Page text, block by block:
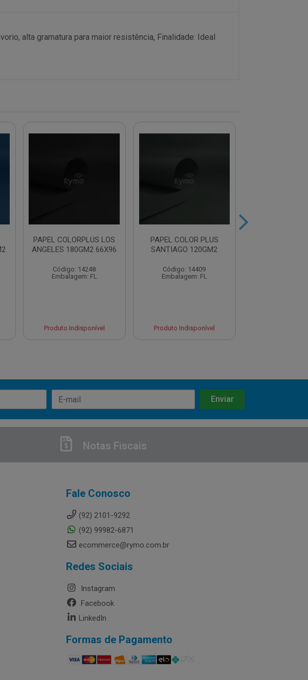
alta gramatura para maior resistência, Finalidade: Ideal
PAPEL COLORPLUS LOS
ANGELES 180GM2 66X96
Código: 14248
Embalagem: FL
Produto Indisponível
PAPEL COLOR PLUS
SANTIAGO 120GM2
Código: 14409
Embalagem: FL
Produto Indisponível
Notas Fiscais
Fale Conosco
(92) 2101-9292
(92) 99982-6871
ecommerce@rymo.com.br
Redes Sociais
Instagram
Facebook
LinkedIn
Formas de Pagamento